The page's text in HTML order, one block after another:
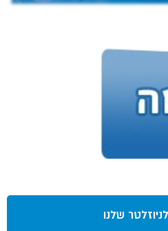
שלנו